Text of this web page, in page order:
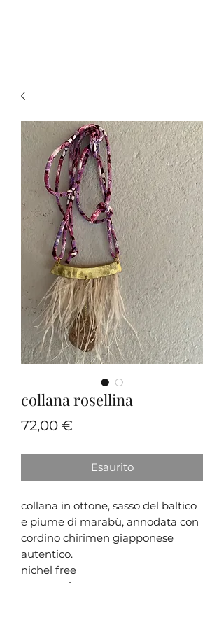
collana rosellina
72,00 €
Esaurito
collana in ottone, sasso del baltico
e piume di marabù, annodata con
cordino chirimen giapponese
autentico.
nichel free
pezzo unico